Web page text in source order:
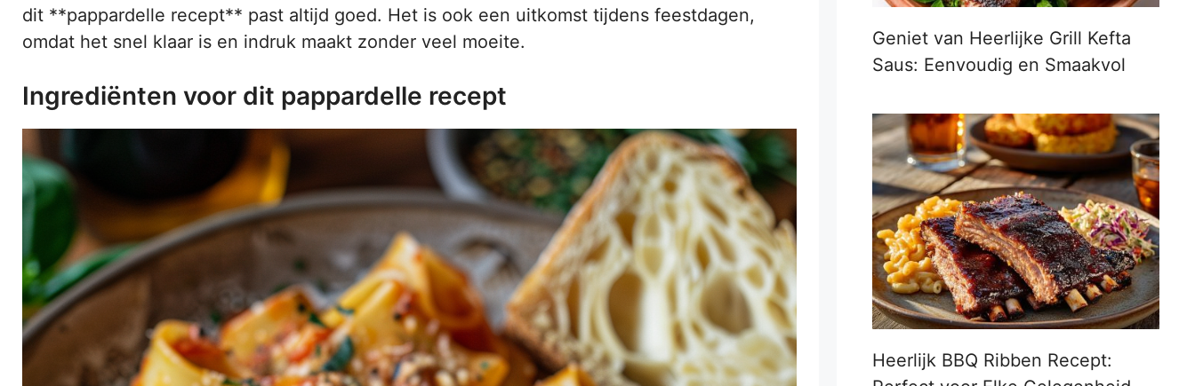
dit **pappardelle recept** past altijd goed. Het is ook een uitkomst tijdens feestdagen,
omdat het snel klaar is en indruk maakt zonder veel moeite.
Ingrediënten voor dit pappardelle recept
Geniet van Heerlijke Grill Kefta
Saus: Eenvoudig en Smaakvol
Heerlijk BBQ Ribben Recept: